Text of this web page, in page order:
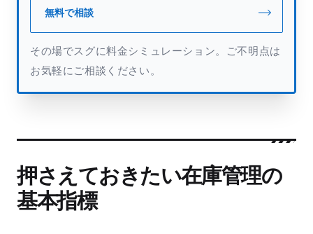
無料で相談
その場でスグに料金シミュレーション。ご不明点は
お気軽にご相談ください。
押さえておきたい在庫管理の
基本指標